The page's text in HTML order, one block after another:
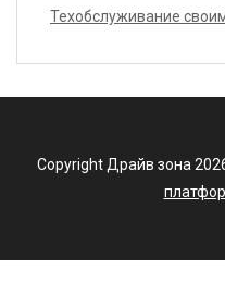
Техобслуживание
Copyright Драйв зона 2026